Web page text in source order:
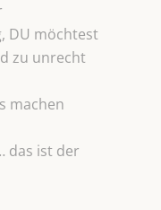
DU möchtest
zu unrecht
machen
das ist der